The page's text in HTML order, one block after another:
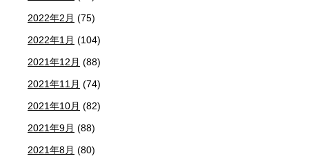
2022年2月 (75)
2022年1月 (104)
2021年12月 (88)
2021年11月 (74)
2021年10月 (82)
2021年9月 (88)
2021年8月 (80)